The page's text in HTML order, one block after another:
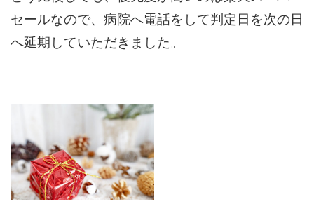
セールなので、病院へ電話をして判定日を次の日
へ延期していただきました。